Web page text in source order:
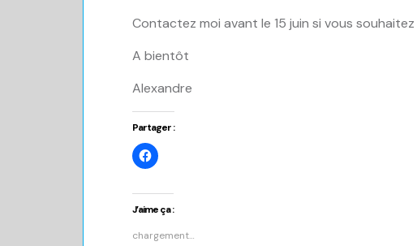
Contactez moi avant le 15 juin si vous
A bientôt
Alexandre
Partager :
Cliquez
pour
Facebook(ouvre
dans
une
fenêtre)
J’aime ça :
chargement…